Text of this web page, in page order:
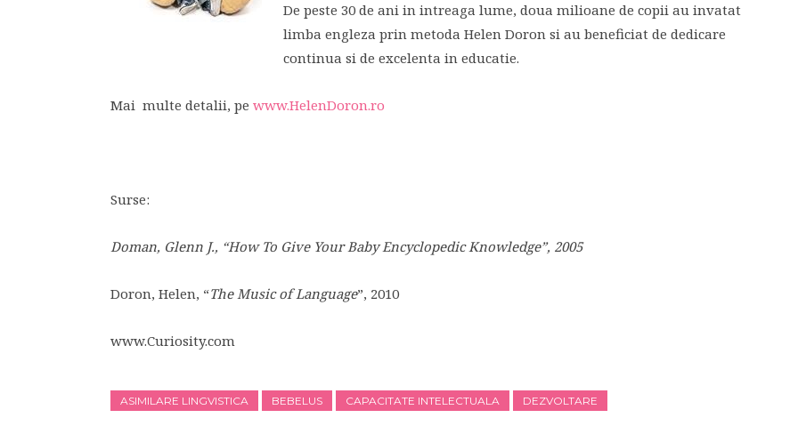
De peste 30 de ani in intreaga lume, doua milioane de copii au invatat
limba engleza prin metoda Helen Doron si au beneficiat de dedicare
continua si de excelenta in educatie.
Mai multe detalii, pe www.HelenDoron.ro
Surse:
Doman, Glenn J., “How To Give Your Baby Encyclopedic Knowledge”, 2005
Doron, Helen, “The Music of Language”, 2010
www.Curiosity.com
ASIMILARE LINGVISTICA BEBELUS CAPACITATE INTELECTUALA DEZVOLTARE